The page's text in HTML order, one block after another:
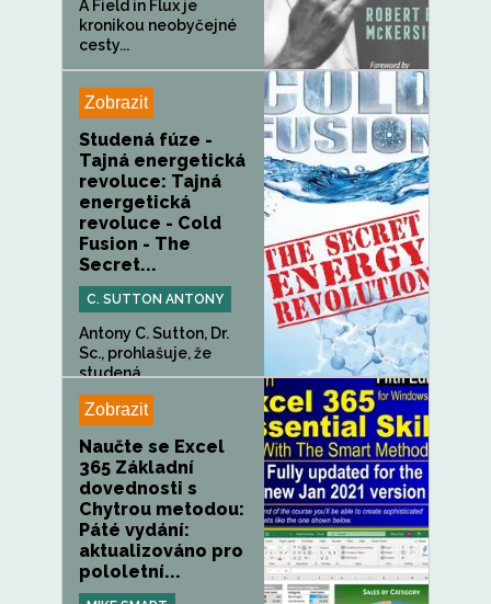
A Field in Flux je
kronikou neobyčejné
cesty...
Zobrazit
Studená fúze -
Tajná energetická
revoluce: Tajná
energetická
revoluce - Cold
Fusion - The
Secret...
C. SUTTON ANTONY
Antony C. Sutton, Dr.
Sc., prohlašuje, že
studená...
Zobrazit
Naučte se Excel
365 Základní
dovednosti s
Chytrou metodou:
Páté vydání:
aktualizováno pro
pololetní...